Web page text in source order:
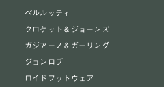
ベルルッティ
クロケット＆ジョーンズ
ガジアーノ＆ガーリング
ジョンロブ
ロイドフットウェア